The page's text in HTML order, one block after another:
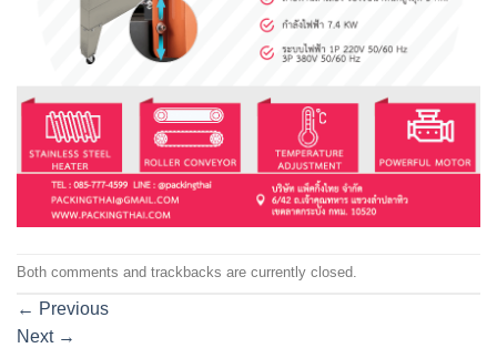
Both comments and trackbacks are currently closed.
← Previous
Next →